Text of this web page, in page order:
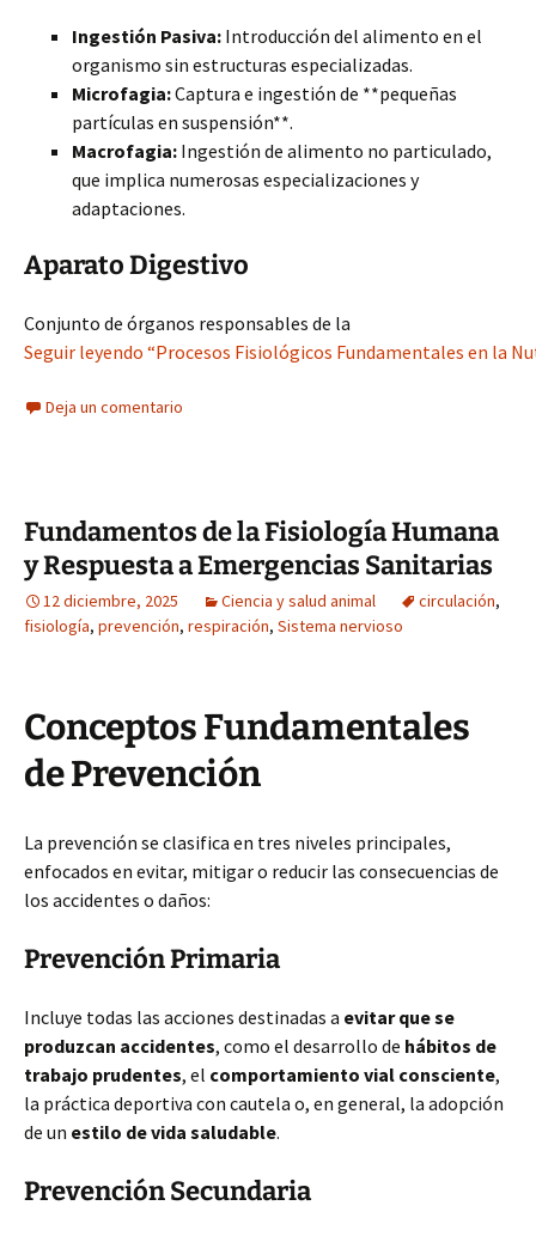
Ingestión Pasiva: Introducción del alimento en el
organismo sin estructuras especializadas.
Microfagia:Captura e ingestión de **pequeñas
partículas en suspensión**.
Macrofagia: Ingestión de alimento no particulado,
que implica numerosas especializaciones y
adaptaciones.
Aparato Digestivo
Conjunto de órganos responsables de la
Seguir leyendo “Procesos Fisiológicos Fundamentales en la
Deja un comentario
Fundamentos de la Fisiología Humana
y Respuesta a Emergencias Sanitarias
12 diciembre, 2025 Ciencia y salud animal circulación,
fisiología, prevención, respiración, Sistema nervioso
Conceptos Fundamentales
de Prevención
La prevención se clasifica en tres niveles principales,
enfocados en evitar, mitigar o reducir las consecuencias de
los accidentes o daños:
Prevención Primaria
Incluye todas las acciones destinadas a evitar que se
produzcan accidentes, como el desarrollo de hábitos de
trabajo prudentes, el comportamiento vial consciente,
la práctica deportiva con cautela o, en general, la adopción
de un estilo de vida saludable.
Prevención Secundaria